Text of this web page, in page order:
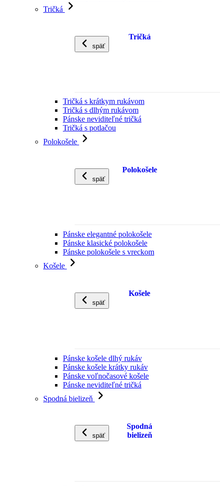
Tričká
späť
Tričká
Tričká s krátkym rukávom
Tričká s dlhým rukávom
Pánske neviditeľné tričká
Tričká s potlačou
Polokošele
späť
Polokošele
Pánske elegantné polokošele
Pánske klasické polokošele
Pánske polokošele s vreckom
Košele
späť
Košele
Pánske košele dlhý rukáv
Pánske košele krátky rukáv
Pánske voľnočasové košele
Pánske neviditeľné tričká
Spodná bielizeň
späť
Spodná
bielizeň